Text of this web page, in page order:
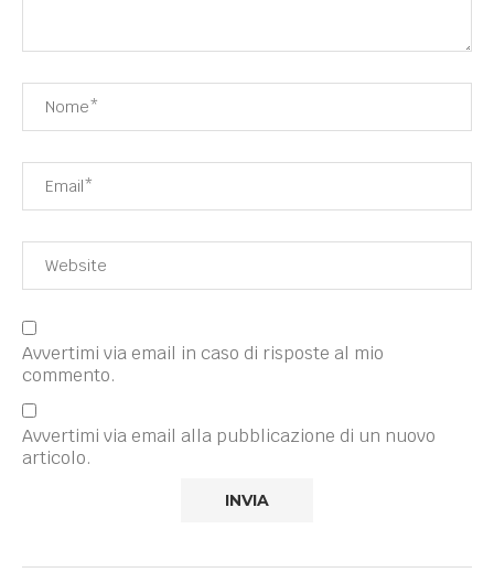
Avvertimi via email in caso di risposte al mio
commento.
Avvertimi via email alla pubblicazione di un nuovo
articolo.